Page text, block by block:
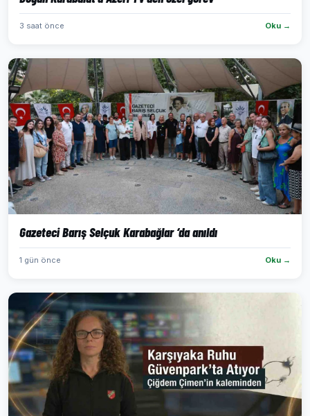
3 saat önce Oku →
Gazeteci Barış Selçuk Karabağlar ‘da anıldı
1 gün önce Oku →